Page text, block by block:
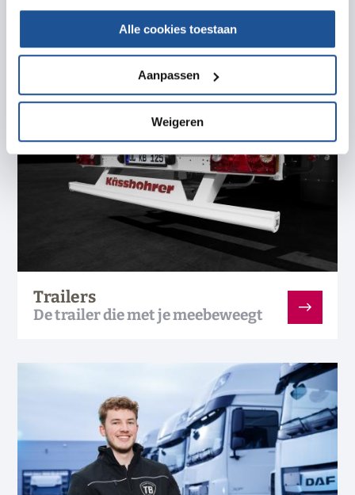
Alle cookies toestaan
Aanpassen
Weigeren
Used Trucks
Jouw wens, onze missie
Trailers
De trailer die met je meebeweegt